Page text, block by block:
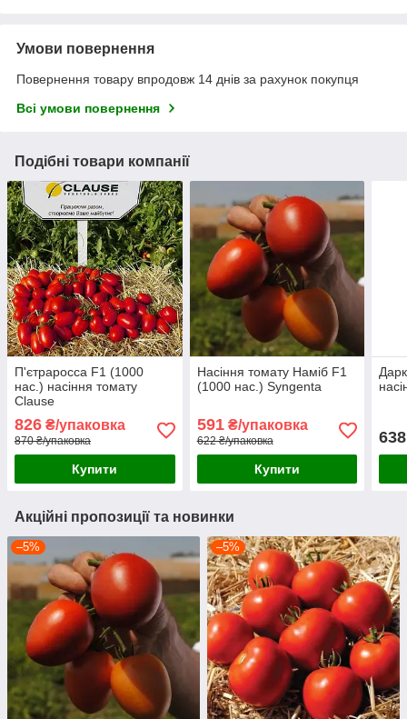
Умови повернення
Повернення товару впродовж 14 днів за рахунок покупця
Всі умови повернення
Подібні товари компанії
П'єтраросса F1 (1000
нас.) насіння томату
Clause
826 ₴/упаковка
870 ₴/упаковка
Купити
Насіння томату Наміб F1
(1000 нас.) Syngenta
591₴/упаковка
622 ₴/упаковка
Купити
638
Акційні пропозиції та новинки
–5% –5%